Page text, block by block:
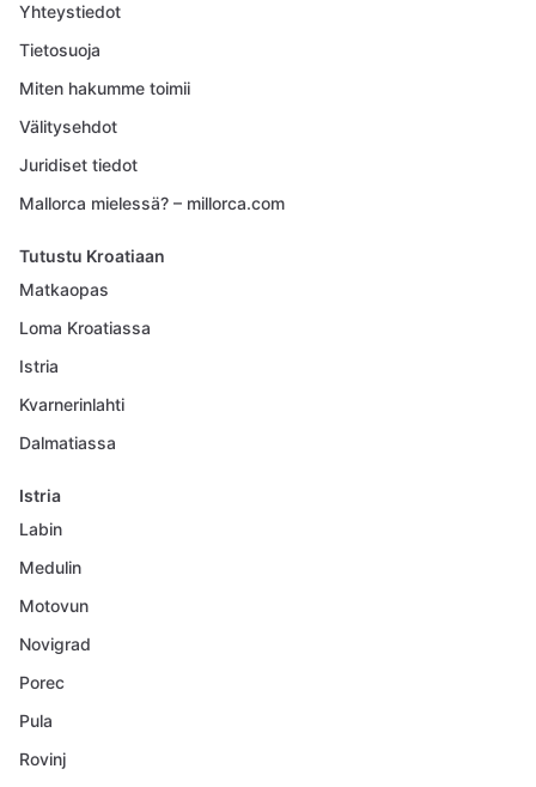
Yhteystiedot
Tietosuoja
Miten hakumme toimii
Välitysehdot
Juridiset tiedot
Mallorca mielessä? – millorca.com
Tutustu Kroatiaan
Matkaopas
Loma Kroatiassa
Istria
Kvarnerinlahti
Dalmatiassa
Istria
Labin
Medulin
Motovun
Novigrad
Porec
Pula
Rovinj